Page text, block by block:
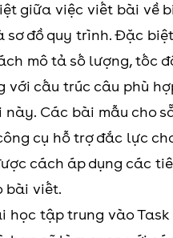
giữa việc viết bài về
sơ đồ quy trình. Đặc
mô tả số lượng, tốc
với cấu trúc câu phù
Các bài mẫu cho
cụ hỗ trợ đắc lực
cách áp dụng các
bài viết.
học tập trung vào Task